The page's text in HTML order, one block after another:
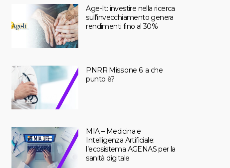
Age-It: investire nella ricerca
sull’invecchiamento genera
rendimenti fino al 30%
PNRR Missione 6: a che
punto è?
MIA – Medicina e
Intelligenza Artificiale:
l’ecosistema AGENAS per la
sanità digitale